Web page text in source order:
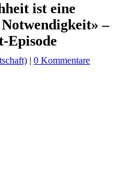
ist eine
–
Episode
| 0 Kommentare